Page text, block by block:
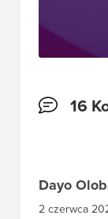
16
Dayo
2 czerwca